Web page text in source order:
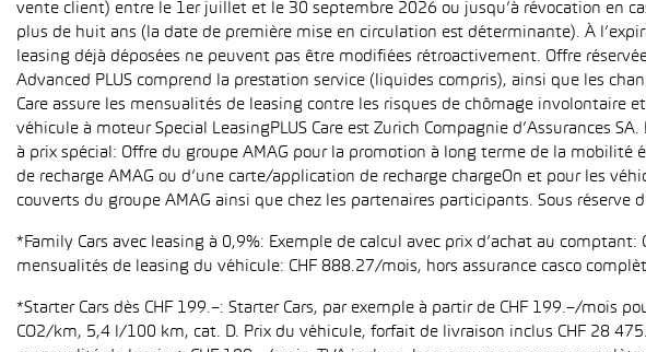
vente client) entre le 1er juillet et le 30 septembre 2026 ou jusqu’à révocation en
plus de huit ans (la date de première mise en circulation est déterminante). À
leasing déjà déposées ne peuvent pas être modifiées rétroactivement. Offre
Advanced PLUS comprend la prestation service (liquides compris), ainsi que les
Care assure les mensualités de leasing contre les risques de chômage involontaire
véhicule à moteur Special LeasingPLUS Care est Zurich Compagnie d’Assurances
à prix spécial: Offre du groupe AMAG pour la promotion à long terme de la
de recharge AMAG ou d’une carte/application de recharge chargeOn et pour les
couverts du groupe AMAG ainsi que chez les partenaires participants. Sous réserve
*Family Cars avec leasing à 0,9%: Exemple de calcul avec prix d’achat au
mensualités de leasing du véhicule: CHF 888.27/mois, hors assurance casco
*Starter Cars dès CHF 199.–: Starter Cars, par exemple à partir de CHF 199.–/mois
CO2/km, 5,4 l/100 km, cat. D. Prix du véhicule, forfait de livraison inclus CHF 28